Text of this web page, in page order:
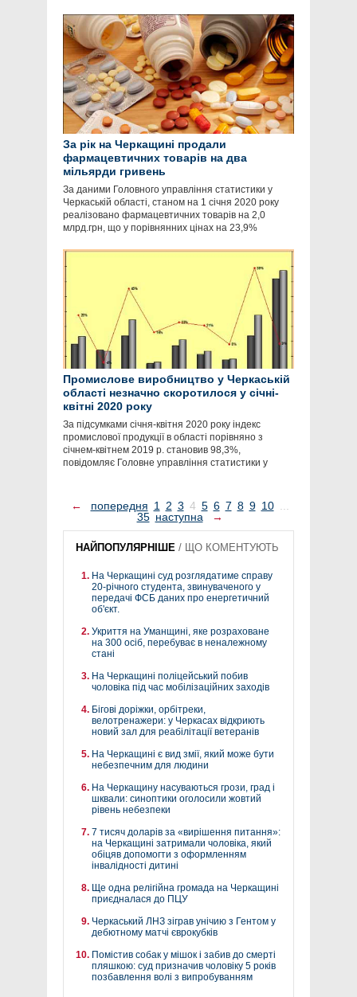
За рік на Черкащині продали
фармацевтичних товарів на два
мільярди гривень
За даними Головного управління статистики у
Черкаській області, станом на 1 січня 2020 року
реалізовано фармацевтичних товарів на 2,0
млрд.грн, що у порівнянних цінах на 23,9%
Промислове виробництво у Черкаській
області незначно скоротилося у січні-
квітні 2020 року
За підсумками січня-квітня 2020 року індекс
промислової продукції в області порівняно з
січнем-квітнем 2019 р. становив 98,3%,
повідомляє Головне управління статистики у
← попередня 1 2 3 4 5 6 7 8 9 10 ...
35 наступна →
НАЙПОПУЛЯРНІШЕ / ЩО КОМЕНТУЮТЬ
На Черкащині суд розглядатиме справу
20-річного студента, звинуваченого у
передачі ФСБ даних про енергетичний
об'єкт.
Укриття на Уманщині, яке розраховане
на 300 осіб, перебуває в неналежному
стані
На Черкащині поліцейський побив
чоловіка під час мобілізаційних заходів
Бігові доріжки, орбітреки,
велотренажери: у Черкасах відкриють
новий зал для реабілітації ветеранів
На Черкащині є вид змії, який може бути
небезпечним для людини
На Черкащину насуваються грози, град і
шквали: синоптики оголосили жовтий
рівень небезпеки
7 тисяч доларів за «вирішення питання»:
на Черкащині затримали чоловіка, який
обіцяв допомогти з оформленням
інвалідності дитині
Ще одна релігійна громада на Черкащині
приєдналася до ПЦУ
Черкаський ЛНЗ зіграв унічию з Гентом у
дебютному матчі єврокубків
Помістив собак у мішок і забив до смерті
пляшкою: суд призначив чоловіку 5 років
позбавлення волі з випробуванням